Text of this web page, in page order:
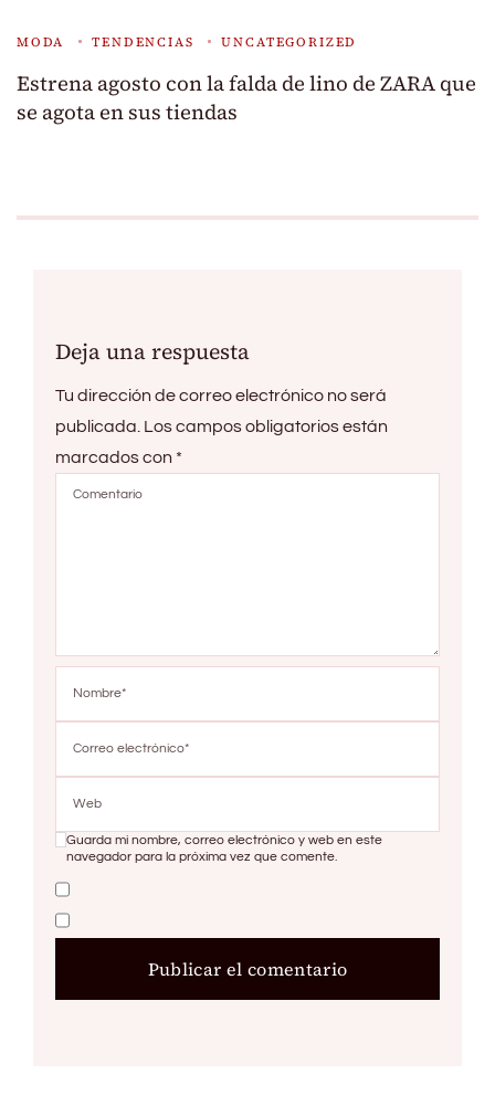
MODA TENDENCIAS UNCATEGORIZED
Estrena agosto con la falda de lino de ZARA que
se agota en sus tiendas
Deja una respuesta
Tu dirección de correo electrónico no será
publicada. Los campos obligatorios están
marcados con *
Guarda mi nombre, correo electrónico y web en este
navegador para la próxima vez que comente.